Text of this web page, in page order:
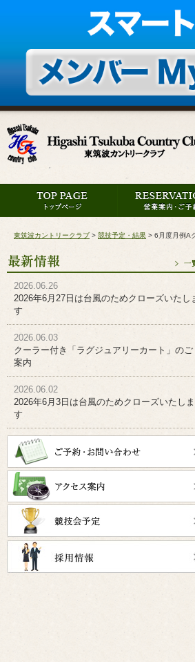
東筑波カントリークラブ > 競技予定・結果 > 6月度月例A
2026.06.26
2026年6月27日は台風のためクローズいたし
す
2026.06.03
クーラー付き「ラグジュアリーカート」のご
案内
2026.06.02
2026年6月3日は台風のためクローズいたしま
す